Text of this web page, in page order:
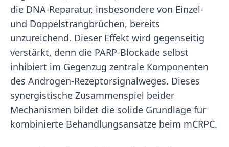
die DNA-Reparatur, insbesondere von Einzel-
und Doppelstrangbrüchen, bereits
unzureichend. Dieser Effekt wird gegenseitig
verstärkt, denn die PARP-Blockade selbst
inhibiert im Gegenzug zentrale Komponenten
des Androgen-Rezeptorsignalweges. Dieses
synergistische Zusammenspiel beider
Mechanismen bildet die solide Grundlage für
kombinierte Behandlungsansätze beim mCRPC.